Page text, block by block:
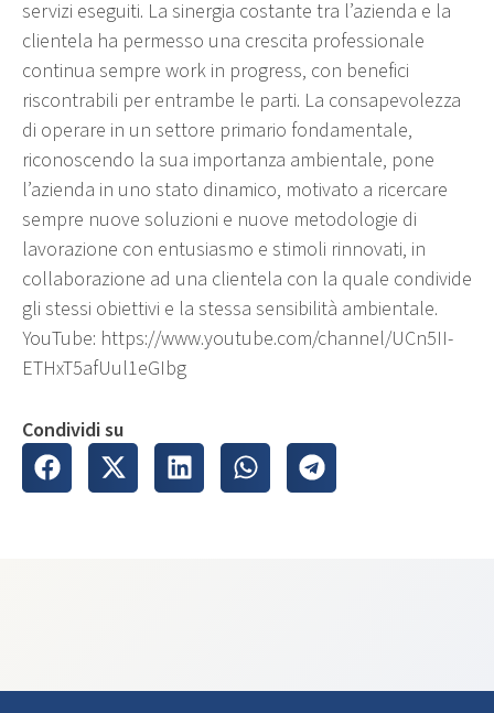
servizi eseguiti. La sinergia costante tra l’azienda e la
clientela ha permesso una crescita professionale
continua sempre work in progress, con benefici
riscontrabili per entrambe le parti. La consapevolezza
di operare in un settore primario fondamentale,
riconoscendo la sua importanza ambientale, pone
l’azienda in uno stato dinamico, motivato a ricercare
sempre nuove soluzioni e nuove metodologie di
lavorazione con entusiasmo e stimoli rinnovati, in
collaborazione ad una clientela con la quale condivide
gli stessi obiettivi e la stessa sensibilità ambientale.
YouTube: https://www.youtube.com/channel/UCn5II-
ETHxT5afUul1eGIbg
Condividi su